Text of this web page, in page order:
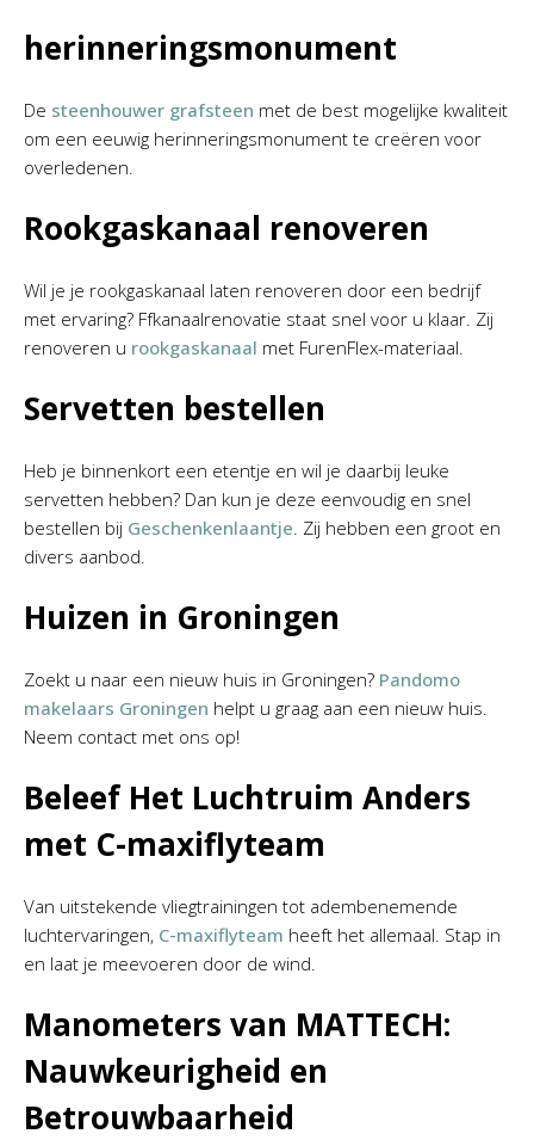
herinneringsmonument
De steenhouwer grafsteen met de best mogelijke kwaliteit
om een eeuwig herinneringsmonument te creëren voor
overledenen.
Rookgaskanaal renoveren
Wil je je rookgaskanaal laten renoveren door een bedrijf
met ervaring? Ffkanaalrenovatie staat snel voor u klaar. Zij
renoveren u rookgaskanaal met FurenFlex-materiaal.
Servetten bestellen
Heb je binnenkort een etentje en wil je daarbij leuke
servetten hebben? Dan kun je deze eenvoudig en snel
bestellen bij Geschenkenlaantje. Zij hebben een groot en
divers aanbod.
Huizen in Groningen
Zoekt u naar een nieuw huis in Groningen? Pandomo
makelaars Groningen helpt u graag aan een nieuw huis.
Neem contact met ons op!
Beleef Het Luchtruim Anders
met C-maxiflyteam
Van uitstekende vliegtrainingen tot adembenemende
luchtervaringen, C-maxiflyteam heeft het allemaal. Stap in
en laat je meevoeren door de wind.
Manometers van MATTECH:
Nauwkeurigheid en
Betrouwbaarheid